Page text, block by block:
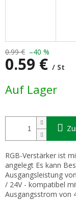
0.99 € –40 %
0.59 € / St
Auf Lager
RGB-Verstärker ist
angelegt Es kann
Ausgangsleistung
/ 24V - kompatibel
Ausgangsstrom von